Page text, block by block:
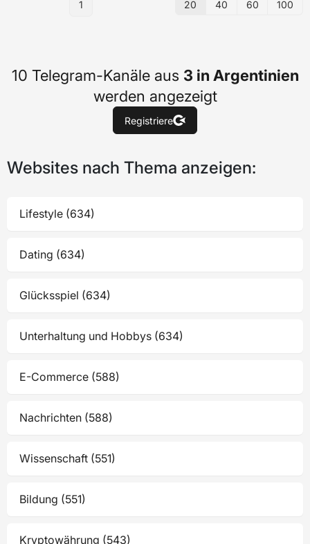
1 20 40 60 100
10 Telegram-Kanäle aus 3 in Argentinien
werden angezeigt
Registriere
Websites nach Thema anzeigen:
Lifestyle (634)
Dating (634)
Glücksspiel (634)
Unterhaltung und Hobbys (634)
E-Commerce (588)
Nachrichten (588)
Wissenschaft (551)
Bildung (551)
Kryptowährung (543)